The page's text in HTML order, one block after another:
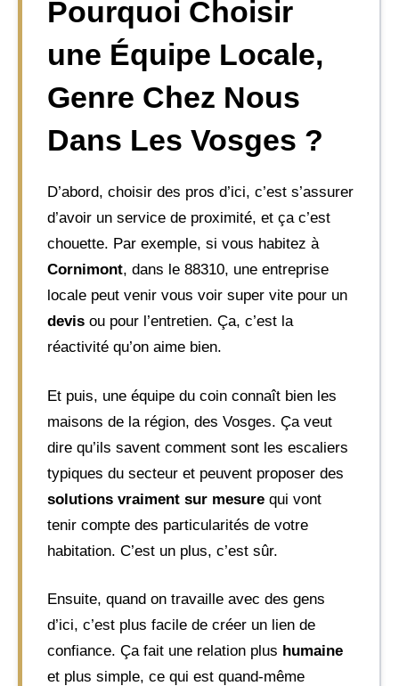
Pourquoi Choisir
une Équipe Locale,
Genre Chez Nous
Dans Les Vosges ?
D’abord, choisir des pros d’ici, c’est s’assurer
d’avoir un service de proximité, et ça c’est
chouette. Par exemple, si vous habitez à
Cornimont, dans le 88310, une entreprise
locale peut venir vous voir super vite pour un
devis ou pour l’entretien. Ça, c’est la
réactivité qu’on aime bien.
Et puis, une équipe du coin connaît bien les
maisons de la région, des Vosges. Ça veut
dire qu’ils savent comment sont les escaliers
typiques du secteur et peuvent proposer des
solutions vraiment sur mesure qui vont
tenir compte des particularités de votre
habitation. C’est un plus, c’est sûr.
Ensuite, quand on travaille avec des gens
d’ici, c’est plus facile de créer un lien de
confiance. Ça fait une relation plus humaine
et plus simple, ce qui est quand-même